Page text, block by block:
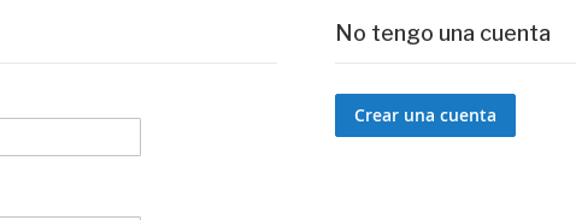
No tengo una cuenta
Crear una cuenta